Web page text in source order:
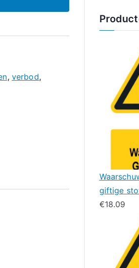
, verbod,
giftige
€18.09